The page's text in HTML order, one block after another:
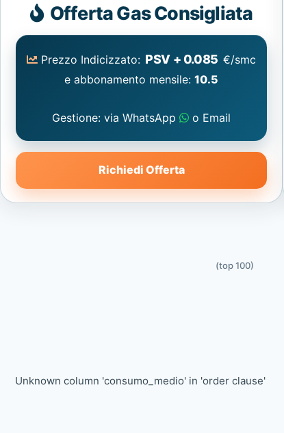
Gas
Offerta Gas Consigliata
Prezzo Indicizzato: PSV + 0.085 €/smc
e abbonamento mensile:10.5
Gestione: via WhatsApp o Email
Richiedi Offerta
(top 100)
Unknown column 'consumo_medio' in 'order clause'